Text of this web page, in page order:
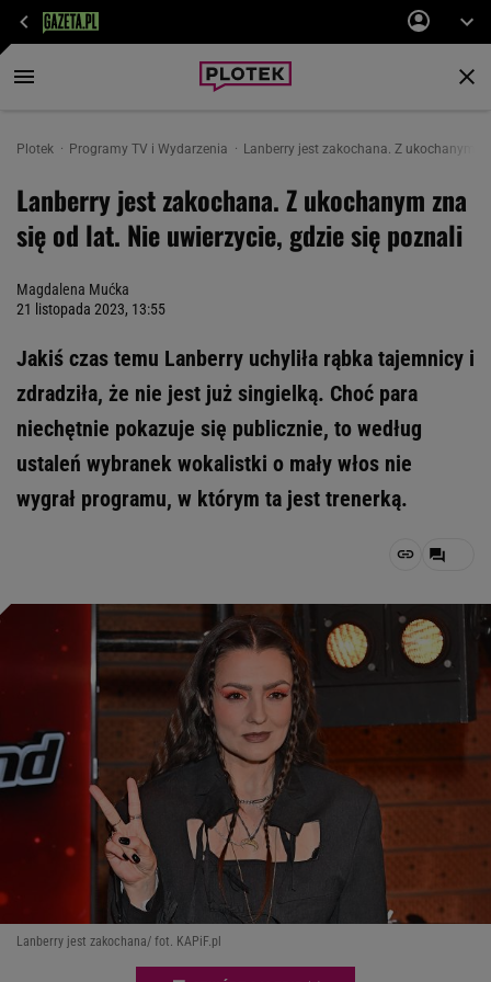
Plotek Programy TV i Wydarzenia Lanberry jest zakochana. Z ukochanym
Lanberry jest zakochana. Z ukochanym zna
się od lat. Nie uwierzycie, gdzie się poznali
Magdalena Mućka
21 listopada 2023, 13:55
Jakiś czas temu Lanberry uchyliła rąbka tajemnicy i
zdradziła, że nie jest już singielką. Choć para
niechętnie pokazuje się publicznie, to według
ustaleń wybranek wokalistki o mały włos nie
wygrał programu, w którym ta jest trenerką.
Lanberry jest zakochana/ fot. KAPiF.pl